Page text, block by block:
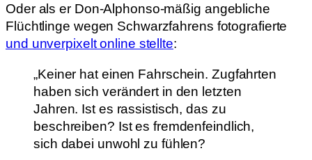
Oder als er Don-Alphonso-mäßig angebliche
Flüchtlinge wegen Schwarzfahrens fotografierte
und unverpixelt online stellte:
„Keiner hat einen Fahrschein. Zugfahrten
haben sich verändert in den letzten
Jahren. Ist es rassistisch, das zu
beschreiben? Ist es fremdenfeindlich,
sich dabei unwohl zu fühlen?